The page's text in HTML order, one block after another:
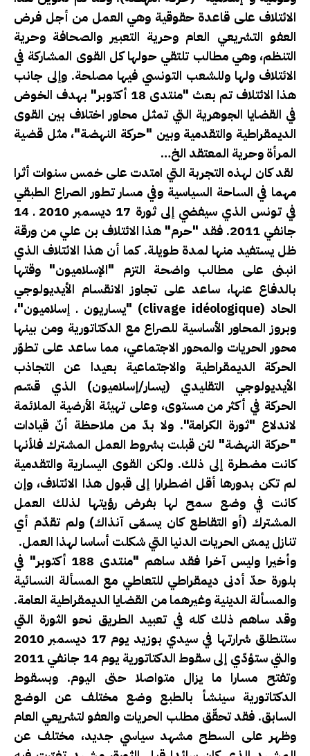
الائتلاف على قاعدة حقوقية وهي العمل من أجل فرض
العفو التشريعي العام وحرية التعبير والصحافة وحرية
التنظم، وهي مطالب تلتقي حولها كل القوى المشاركة في
الائتلاف ولها وللشعب التونسي فيها مصلحة. وإلى جانب
هذا الائتلاف تم بعث "منتدى 18 أكتوبر" بهدف الخوض
في القضايا الجوهرية التي تمثل محاور اختلاف بين القوى
الديمقراطية والتقدمية وبين "حركة النهضة"، مثل قضية
المرأة وحرية المعتقد الخ…
لقد كان لهذه التجربة التي امتدت على خمس سنوات أثرا
مهما في الساحة السياسية وفي مسار تطور الصراع الطبقي
في تونس الذي سيفضي إلى ثورة 17 ديسمبر 2010 ـ 14
جانفي 2011. فقد "حرم" هذا الائتلاف بن علي من ورقة
ظل يستفيد منها لمدة طويلة. كما أن هذا الائتلاف الذي
انبنى على مطالب واضحة التزم "الإسلاميون" وقتها
بالدفاع عنها، ساعد على تجاوز الانقسام الأيديولوجي
الحاد (clivage idéologique) "يساريون ـ إسلاميون"،
وبروز المحاور الأساسية للصراع مع الدكتاتورية ومن بينها
محور الحريات والمحور الاجتماعي، مما ساعد على تطوّر
الحركة الديمقراطية والاجتماعية بعيدا عن التجاذب
الأيديولوجي التقليدي (يسار/إسلاميون) الذي قسّم
الحركة في أكثر من مستوى، وعلى تهيئة الأرضية الملائمة
لاندلاع "ثورة الكرامة". ولا بدّ من ملاحظة أنّ قيادات
"حركة النهضة" لئن قبلت بشروط العمل المشترك فلأنها
كانت مضطرة إلى ذلك. ولكن القوى اليسارية والتقدمية
لم تكن بدورها أقل اضطرارا إلى قبول هذا الائتلاف، وإن
كانت في وضع سمح لها بفرض رؤيتها لذلك العمل
المشترك (أو التقاطع كان يسمّى آنذاك) ولم تقدّم أي
تنازل يمسّ الحريات الدنيا التي شكلت أساسا لهذا العمل.
وأخيرا وليس آخرا فقد ساهم "منتدى 188 أكتوبر" في
بلورة حدّ أدنى ديمقراطي للتعاطي مع المسألة النسائية
والمسألة الدينية وغيرهما من القضايا الديمقراطية العامة.
وقد ساهم ذلك كله في تعبيد الطريق نحو الثورة التي
ستنطلق شرارتها في سيدي بوزيد يوم 17 ديسمبر 2010
والتي ستؤدّي إلى سقوط الدكتاتورية يوم 14 جانفي 2011
وتفتح مسارا ما يزال متواصلا حتى اليوم. وبسقوط
الدكتاتورية سينشأ بالطبع وضع مختلف عن الوضع
السابق. فقد تحقّق مطلب الحريات والعفو لتشريعي العام
وظهر على السطح مشهد سياسي جديد، مختلف عن